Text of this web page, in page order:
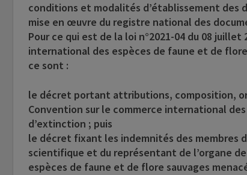
conditions et modalités d’établissement des
mise en œuvre du registre national des
Pour ce qui est de la loi n°2021-04 du 08
international des espèces de faune et de
ce sont :
le décret portant attributions, composition,
Convention sur le commerce international
d’extinction ; puis
le décret fixant les indemnités des membres
scientifique et du représentant de l’organe
espèces de faune et de flore sauvages